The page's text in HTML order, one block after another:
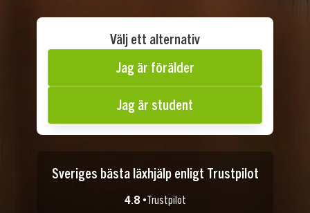
Välj ett alternativ
Jag är förälder
Jag är student
Sveriges bästa läxhjälp enligt Trustpilot
4.8 •Trustpilot